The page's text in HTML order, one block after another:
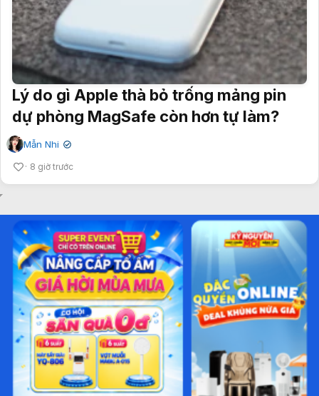
Lý do gì Apple thà bỏ trống mảng pin
dự phòng MagSafe còn hơn tự làm?
Mẫn Nhi ✔
8 giờ trước